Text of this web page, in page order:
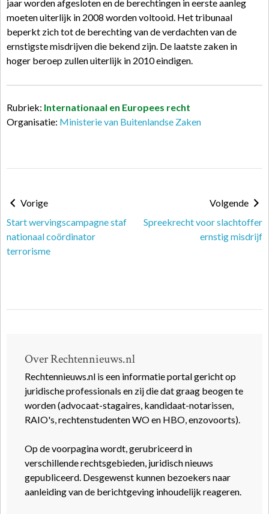
jaar worden afgesloten en de berechtingen in eerste aanleg
moeten uiterlijk in 2008 worden voltooid. Het tribunaal
beperkt zich tot de berechting van de verdachten van de
ernstigste misdrijven die bekend zijn. De laatste zaken in
hoger beroep zullen uiterlijk in 2010 eindigen.
Rubriek: Internationaal en Europees recht
Organisatie: Ministerie van Buitenlandse Zaken
Vorige
Start wervingscampagne staf
nationaal coördinator
terrorisme
Volgende
Spreekrecht voor slachtoffer
ernstig misdrijf
Over Rechtennieuws.nl
Rechtennieuws.nl is een informatie portal gericht op
juridische professionals en zij die dat graag beogen te
worden (advocaat-stagaires, kandidaat-notarissen,
RAIO's, rechtenstudenten WO en HBO, enzovoorts).
Op de voorpagina wordt, gerubriceerd in
verschillende rechtsgebieden, juridisch nieuws
gepubliceerd. Desgewenst kunnen bezoekers naar
aanleiding van de berichtgeving inhoudelijk reageren.